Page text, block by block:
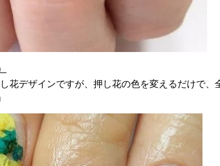
花デザインですが、押し花の色を変えるだけで